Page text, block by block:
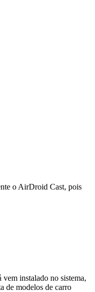
o AirDroid Cast, pois
instalado no sistema,
de modelos de carro